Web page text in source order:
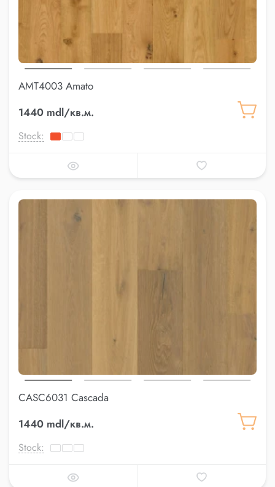
AMT4003 Amato
1440 mdl/кв.м.
Stock:
CASC6031 Cascada
1440 mdl/кв.м.
Stock: